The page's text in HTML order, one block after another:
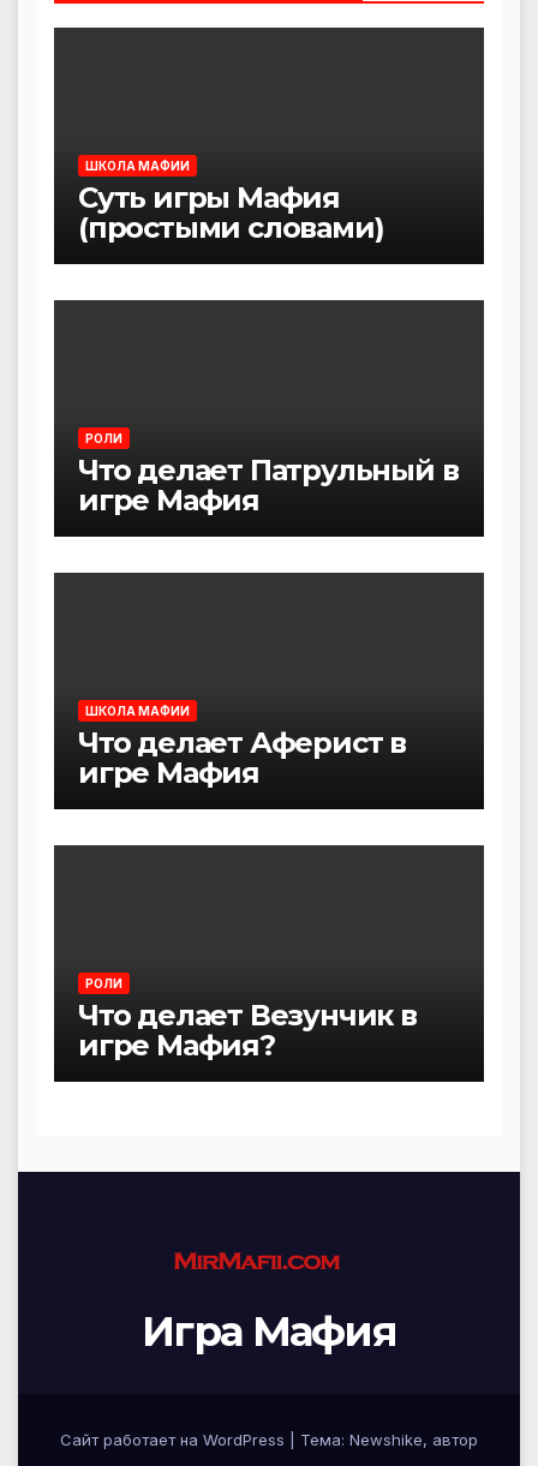
ШКОЛА МАФИИ
Суть игры Мафия
(простыми словами)
РОЛИ
Что делает Патрульный в
игре Мафия
ШКОЛА МАФИИ
Что делает Аферист в
игре Мафия
РОЛИ
Что делает Везунчик в
игре Мафия?
Игра Мафия
Сайт работает на WordPress Тема: Newshike, автор